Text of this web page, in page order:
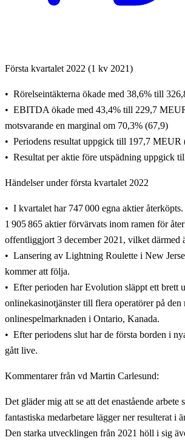
Första kvartalet 2022 (1 kv 2021)
Rörelseintäkterna ökade med 38,6% till
EBITDA ökade med 43,4% till 229,7
motsvarande en marginal om 70,3% (67,9)
Periodens resultat uppgick till 197,7 MEUR
Resultat per aktie före utspädning uppgick
Händelser under första kvartalet 2022
I kvartalet har 747 000 egna aktier
1 905 865 aktier förvärvats inom ramen för
offentliggjort 3 december 2021, vilket därmed
Lansering av Lightning Roulette i New
kommer att följa.
Efter perioden har Evolution släppt ett brett
onlinekasinotjänster till flera operatörer på den
onlinespelmarknaden i Ontario, Kanada.
Efter periodens slut har de första borden i
gått live.
Kommentarer från vd Martin Carlesund:
Det gläder mig att se att det enastående arbete
fantastiska medarbetare lägger ner resulterat i
Den starka utvecklingen från 2021 höll i sig